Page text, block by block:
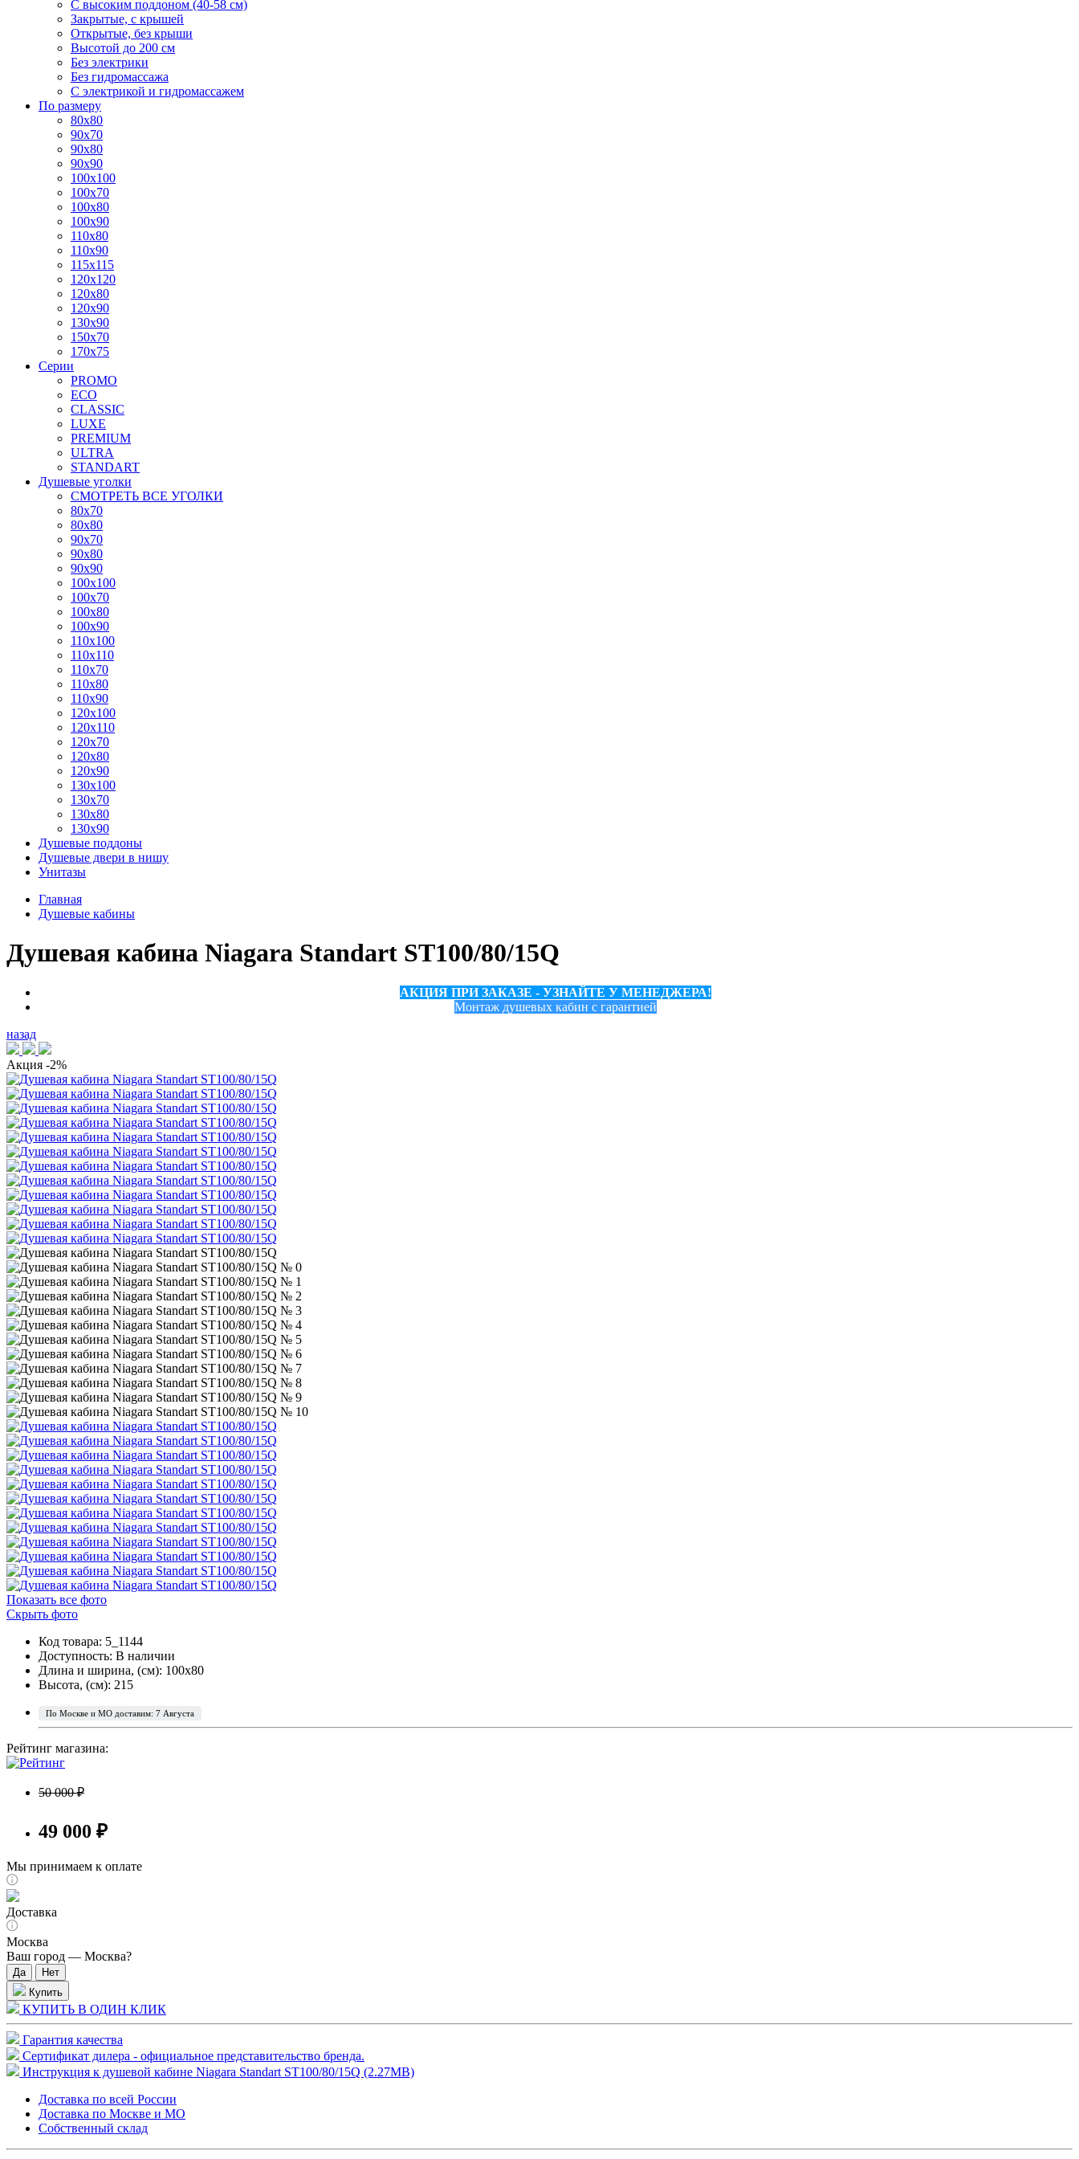
С высоким поддоном (40-58 см)
Закрытые, с крышей
Открытые, без крыши
Высотой до 200 см
Без электрики
Без гидромассажа
С электрикой и гидромассажем
По размеру
80x80
90x70
90x80
90x90
100x100
100x70
100x80
100x90
110x80
110x90
115x115
120x120
120x80
120x90
130x90
150x70
170x75
Серии
PROMO
ECO
CLASSIC
LUXE
PREMIUM
ULTRA
STANDART
Душевые уголки
СМОТРЕТЬ ВСЕ УГОЛКИ
80x70
80x80
90x70
90x80
90x90
100x100
100x70
100x80
100x90
110x100
110x110
110x70
110x80
110x90
120x100
120x110
120x70
120x80
120x90
130x100
130x70
130x80
130x90
Душевые поддоны
Душевые двери в нишу
Унитазы
Главная
Душевые кабины
Душевая кабина Niagara Standart ST100/80/15Q
АКЦИЯ ПРИ ЗАКАЗЕ - УЗНАЙТЕ У МЕНЕДЖЕРА!
Монтаж душевых кабин с гарантией
назад
Акция -2%
Показать все фото
Скрыть фото
Код товара: 5_1144
Доступность: В наличии
Длина и ширина, (см): 100x80
Высота, (см): 215
По Москве и МО доставим: 7 Августа
Рейтинг магазина:
50 000 ₽
49 000 ₽
Мы принимаем к оплате
Доставка
Москва
Ваш город — Москва?
Купить
КУПИТЬ В ОДИН КЛИК
Гарантия качества
Сертификат дилера - официальное представительство бренда.
Инструкция к душевой кабине Niagara Standart ST100/80/15Q (2.27MB)
Доставка по всей России
Доставка по Москве и МО
Собственный склад